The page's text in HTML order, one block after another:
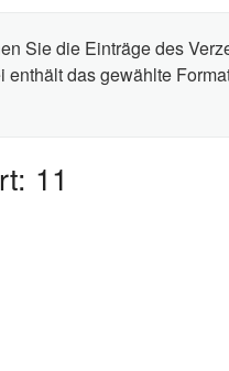
Sie die Einträge des
das gewählte
11